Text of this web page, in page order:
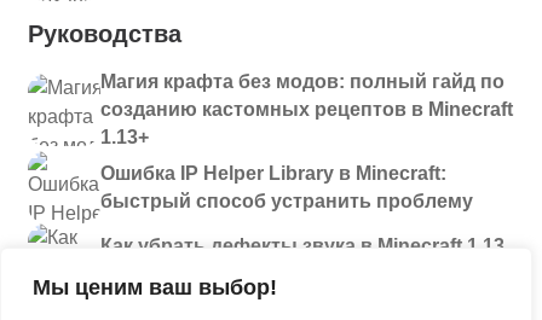
Мы ценим ваш выбор!
Руководства
Магия крафта без модов: полный гайд по
созданию кастомных рецептов в Minecraft
1.13+
Ошибка IP Helper Library в Minecraft:
быстрый способ устранить проблему
Как убрать дефекты звука в Minecraft 1.13